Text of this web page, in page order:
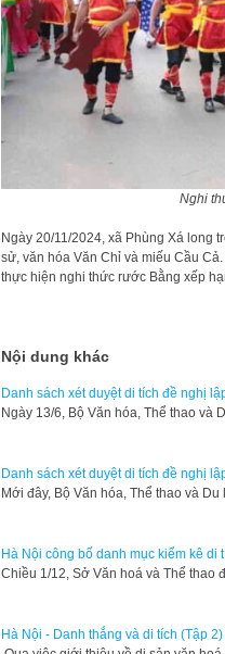
Nghi
Ngày 20/11/2024, xã Phùng Xá long
sử, văn hóa Văn Chỉ và miếu Cầu
thực hiện nghi thức rước Bằng xếp
Nội dung khác
Danh sách xét duyệt di tích đề nghị
Ngày 13/6, Bộ Văn hóa, Thể thao và
Danh sách xét duyệt di tích đề nghị
Mới đây, Bộ Văn hóa, Thể thao và
Hà Nội công bố danh mục kiểm kê di
Chiều 1/12, Sở Văn hoá và Thể thao
Hà Nội - Danh thắng và di tích (Tập 2)